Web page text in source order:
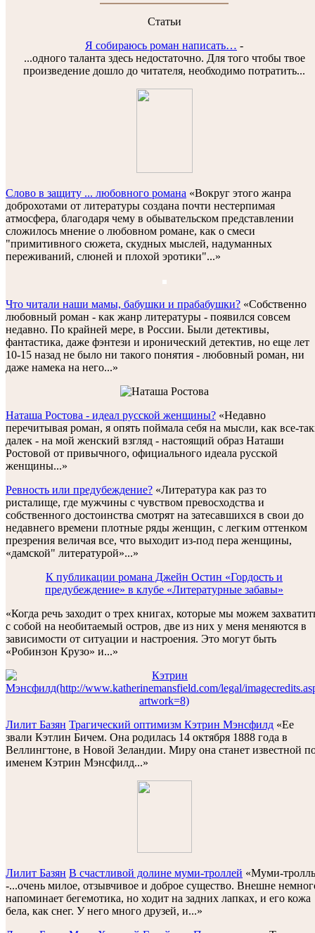
Статьи
Я собираюсь роман написать… -
...одного таланта здесь недостаточно. Для того чтобы твое
произведение дошло до читателя, необходимо потратить...
Слово в защиту ... любовного романа «Вокруг этого жанра
доброхотами от литературы создана почти нестерпимая
атмосфера, благодаря чему в обывательском представлении
сложилось мнение о любовном романе, как о смеси
"примитивного сюжета, скудных мыслей, надуманных
переживаний, слюней и плохой эротики"...»
Что читали наши мамы, бабушки и прабабушки? «Собственно
любовный роман - как жанр литературы - появился совсем
недавно. По крайней мере, в России. Были детективы,
фантастика, даже фэнтези и иронический детектив, но еще лет
10-15 назад не было ни такого понятия - любовный роман, ни
даже намека на него...»
Наташа Ростова - идеал русской женщины? «Недавно
перечитывая роман, я опять поймала себя на мысли, как все-
далек - на мой женский взгляд - настоящий образ Наташи
Ростовой от привычного, официального идеала русской
женщины...»
Ревность или предубеждение? «Литература как раз то
ристалище, где мужчины с чувством превосходства и
собственного достоинства смотрят на затесавшихся в свои до
недавнего времени плотные ряды женщин, с легким оттенком
презрения величая все, что выходит из-под пера женщины,
«дамской" литературой»...»
К публикации романа Джейн Остин «Гордость и
предубеждение» в клубе «Литературные забавы»
«Когда речь заходит о трех книгах, которые мы можем
с собой на необитаемый остров, две из них у меня меняются в
зависимости от ситуации и настроения. Это могут быть
«Робинзон Крузо» и...»
Лилит Базян Трагический оптимизм Кэтрин Мэнсфилд «Ее
звали Кэтлин Бичем. Она родилась 14 октября 1888 года в
Веллингтоне, в Новой Зеландии. Миру она станет известной
именем Кэтрин Мэнсфилд...»
Лилит Базян В счастливой долине муми-троллей «Муми-тролль
-...oчень милое, отзывчивое и доброе существо. Внешне
напоминает бегемотика, но ходит на задних лапках, и его кожа
бела, как снег. У него много друзей, и...»